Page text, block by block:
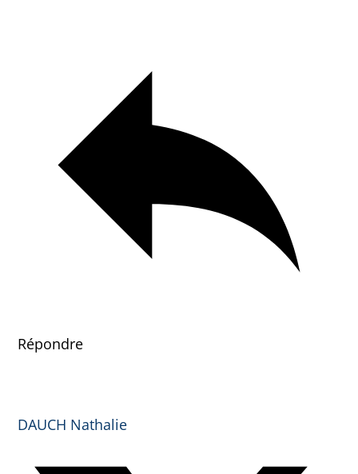
Répondre
DAUCH Nathalie